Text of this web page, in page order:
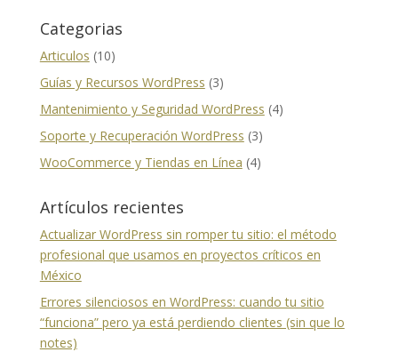
Categorias
Articulos (10)
Guías y Recursos WordPress (3)
Mantenimiento y Seguridad WordPress (4)
Soporte y Recuperación WordPress (3)
WooCommerce y Tiendas en Línea (4)
Artículos recientes
Actualizar WordPress sin romper tu sitio: el método
profesional que usamos en proyectos críticos en
México
Errores silenciosos en WordPress: cuando tu sitio
“funciona” pero ya está perdiendo clientes (sin que lo
notes)